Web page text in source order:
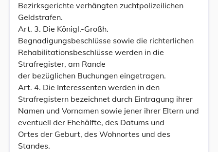
Bezirksgerichte verhängten zuchtpolizeilichen
Geldstrafen.
Art. 3. Die Königl.-Großh.
Begnadigungsbeschlüsse sowie die richterlichen
Rehabilitationsbeschlüsse werden in die
Strafregister, am Rande
der bezüglichen Buchungen eingetragen.
Art. 4. Die Interessenten werden in den
Strafregistern bezeichnet durch Eintragung ihrer
Namen und Vornamen sowie jener ihrer Eltern und
eventuell der Ehehälfte, des Datums und
Ortes der Geburt, des Wohnortes und des
Standes.